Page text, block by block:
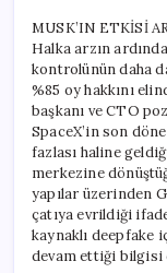
MUSK’IN ETKİSİ
Halka arzın
kontrolünün daha
%85 oy hakkını
başkanı ve CTO
SpaceX’in son
fazlası haline
merkezine
yapılar üzerinden
çatıya evrildiği
kaynaklı deepfake
devam ettiği bilgisi